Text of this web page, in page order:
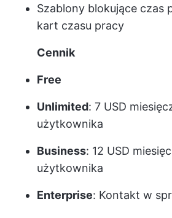
Szablony blokujące czas
kart czasu pracy
Cennik
Free
Unlimited: 7 USD
użytkownika
Business: 12 USD
użytkownika
Enterprise: Kontakt w